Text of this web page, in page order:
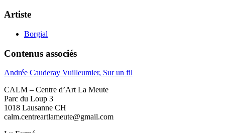
Artiste
Borgial
Contenus associés
Andrée Cauderay Vuilleumier, Sur un fil
CALM – Centre d’Art La Meute
Parc du Loup 3
1018 Lausanne CH
calm.centreartlameute@gmail.com